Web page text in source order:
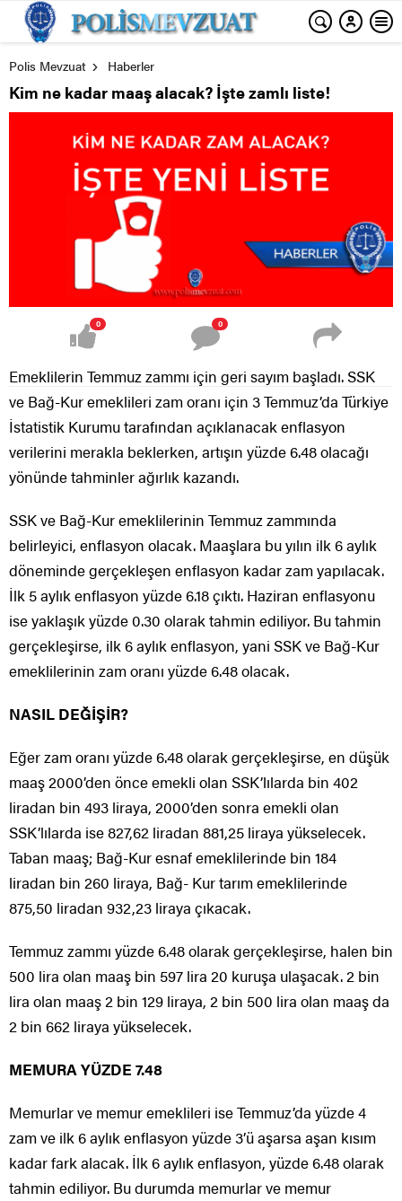
Polis Mevzuat Haberler
Kim ne kadar maaş alacak? İşte zamlı liste!
0 0
Emeklilerin Temmuz zammı için geri sayım başladı. SSK
ve Bağ-Kur emeklileri zam oranı için 3 Temmuz’da Türkiye
İstatistik Kurumu tarafından açıklanacak enflasyon
verilerini merakla beklerken, artışın yüzde 6.48 olacağı
yönünde tahminler ağırlık kazandı.
SSK ve Bağ-Kur emeklilerinin Temmuz zammında
belirleyici, enflasyon olacak. Maaşlara bu yılın ilk 6 aylık
döneminde gerçekleşen enflasyon kadar zam yapılacak.
İlk 5 aylık enflasyon yüzde 6.18 çıktı. Haziran enflasyonu
ise yaklaşık yüzde 0.30 olarak tahmin ediliyor. Bu tahmin
gerçekleşirse, ilk 6 aylık enflasyon, yani SSK ve Bağ-Kur
emeklilerinin zam oranı yüzde 6.48 olacak.
NASIL DEĞİŞİR?
Eğer zam oranı yüzde 6.48 olarak gerçekleşirse, en düşük
maaş 2000’den önce emekli olan SSK’lılarda bin 402
liradan bin 493 liraya, 2000’den sonra emekli olan
SSK’lılarda ise 827,62 liradan 881,25 liraya yükselecek.
Taban maaş; Bağ-Kur esnaf emeklilerinde bin 184
liradan bin 260 liraya, Bağ- Kur tarım emeklilerinde
875,50 liradan 932,23 liraya çıkacak.
Temmuz zammı yüzde 6.48 olarak gerçekleşirse, halen bin
500 lira olan maaş bin 597 lira 20 kuruşa ulaşacak. 2 bin
lira olan maaş 2 bin 129 liraya, 2 bin 500 lira olan maaş da
2 bin 662 liraya yükselecek.
MEMURA YÜZDE 7.48
Memurlar ve memur emeklileri ise Temmuz’da yüzde 4
zam ve ilk 6 aylık enflasyon yüzde 3’ü aşarsa aşan kısım
kadar fark alacak. İlk 6 aylık enflasyon, yüzde 6.48 olarak
tahmin ediliyor. Bu durumda memurlar ve memur